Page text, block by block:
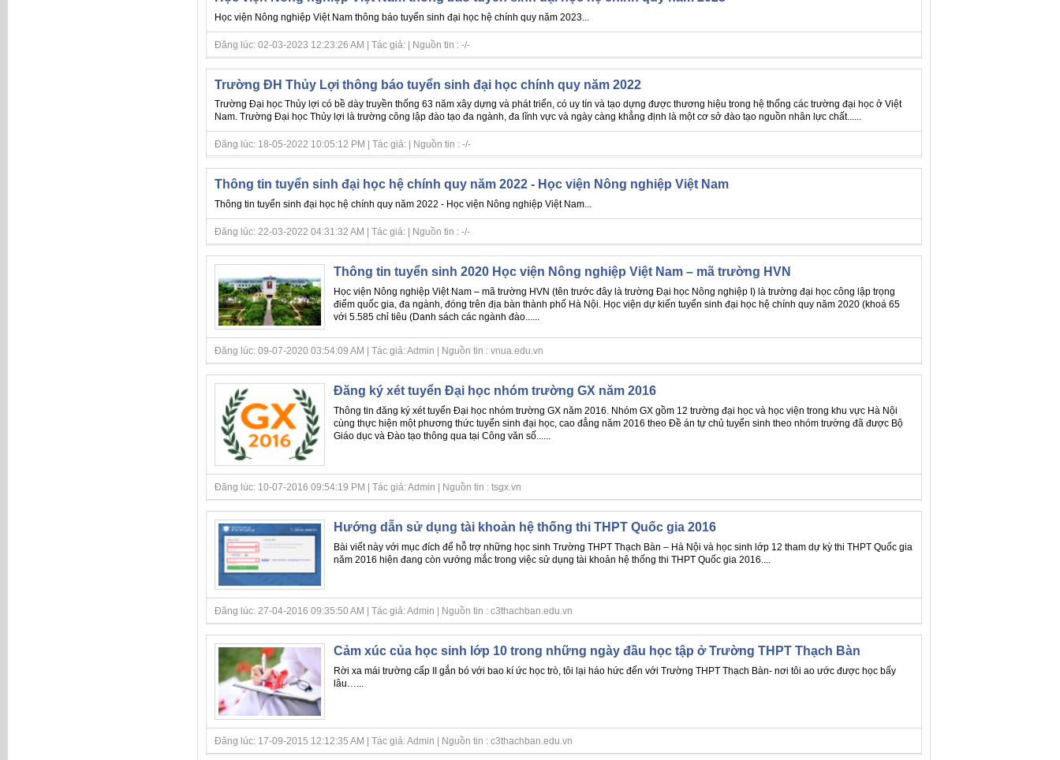
Học viện Nông nghiệp Việt Nam thông báo tuyển sinh đại học hệ chính quy năm 2023...
Đăng lúc: 02-03-2023 12:23:26 AM | Tác giả: | Nguồn tin : -/-
Trường ĐH Thủy Lợi thông báo tuyển sinh đại học chính quy năm 2022
Trường Đại học Thủy lợi có bề dày truyền thống 63 năm xây dựng và phát triển, có uy tín và tạo dựng được thương hiệu trong hệ thống các trường đại học ở Việt
Nam. Trường Đại học Thủy lợi là trường công lập đào tạo đa ngành, đa lĩnh vực và ngày càng khẳng định là một cơ sở đào tạo nguồn nhân lực chất......
Đăng lúc: 18-05-2022 10:05:12 PM | Tác giả: | Nguồn tin : -/-
Thông tin tuyển sinh đại học hệ chính quy năm 2022 - Học viện Nông nghiệp Việt Nam
Thông tin tuyển sinh đại học hệ chính quy năm 2022 - Học viện Nông nghiệp Việt Nam...
Đăng lúc: 22-03-2022 04:31:32 AM | Tác giả: | Nguồn tin : -/-
Thông tin tuyển sinh 2020 Học viện Nông nghiệp Việt Nam – mã trường HVN
Học viện Nông nghiệp Việt Nam – mã trường HVN (tên trước đây là trường Đại học Nông nghiệp I) là trường đại học công lập trọng
điểm quốc gia, đa ngành, đóng trên địa bàn thành phố Hà Nội. Học viện dự kiến tuyển sinh đại học hệ chính quy năm 2020 (khoá 65
với 5.585 chỉ tiêu (Danh sách các ngành đào......
Đăng lúc: 09-07-2020 03:54:09 AM | Tác giả: Admin | Nguồn tin : vnua.edu.vn
Đăng ký xét tuyển Đại học nhóm trường GX năm 2016
Thông tin đăng ký xét tuyển Đại học nhóm trường GX năm 2016. Nhóm GX gồm 12 trường đại học và học viện trong khu vực Hà Nội
cùng thực hiện một phương thức tuyển sinh đại học, cao đẳng năm 2016 theo Đề án tự chủ tuyển sinh theo nhóm trường đã được Bộ
Giáo dục và Đào tạo thông qua tại Công văn số......
Đăng lúc: 10-07-2016 09:54:19 PM | Tác giả: Admin | Nguồn tin : tsgx.vn
Hướng dẫn sử dụng tài khoản hệ thống thi THPT Quốc gia 2016
Bài viết này với mục đích để hỗ trợ những học sinh Trường THPT Thạch Bàn – Hà Nội và học sinh lớp 12 tham dự kỳ thi THPT Quốc gia
năm 2016 hiện đang còn vướng mắc trong việc sử dụng tài khoản hệ thống thi THPT Quốc gia 2016....
Đăng lúc: 27-04-2016 09:35:50 AM | Tác giả: Admin | Nguồn tin : c3thachban.edu.vn
Cảm xúc của học sinh lớp 10 trong những ngày đầu học tập ở Trường THPT Thạch Bàn
Rời xa mái trường cấp II gắn bó với bao kí ức học trò, tôi lại háo hức đến với Trường THPT Thạch Bàn- nơi tôi ao ước được học bấy
lâu…...
Đăng lúc: 17-09-2015 12:12:35 AM | Tác giả: Admin | Nguồn tin : c3thachban.edu.vn